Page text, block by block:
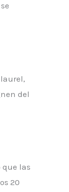
del
que las
20